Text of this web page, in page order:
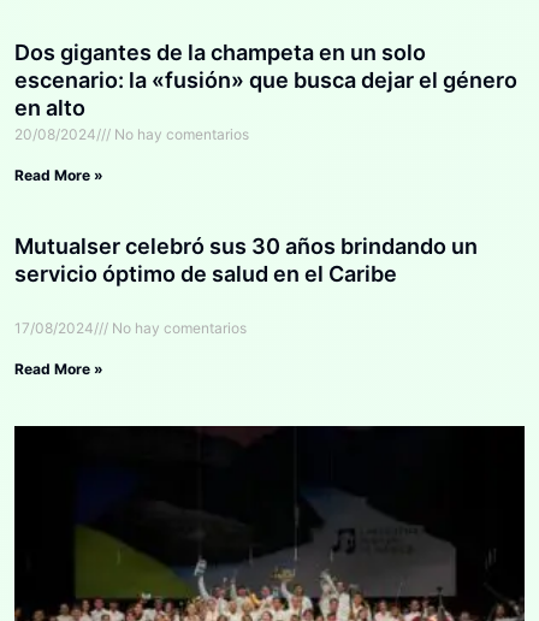
Dos gigantes de la champeta en un solo
escenario: la «fusión» que busca dejar el género
en alto
20/08/2024 No hay comentarios
Read More »
Mutualser celebró sus 30 años brindando un
servicio óptimo de salud en el Caribe
17/08/2024 No hay comentarios
Read More »